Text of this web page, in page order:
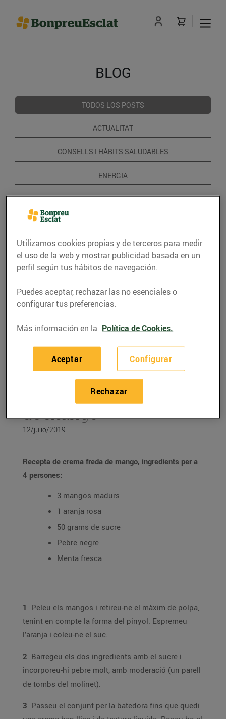
BLOG
TODOS LOS POSTS
ACTUALITAT
CONSELLS I HÀBITS SALUDABLES
ENERGIA
GASTRONOMIA I TRADICIONS
RECETAS
Recepta de crema freda
de mango
12/julio/2019
Recepta de crema freda de mango, ingredients per a
4 persones:
3 mangos madurs
1 aranja rosa
50 grams de sucre
Pebre negre
Menta fresca
1 Peleu els mangos i retireu-ne el màxim de polpa,
tenint en compte la forma del pinyol. Espremeu
l’aranja i coleu-ne el suc.
2 Barregeu els dos ingredients amb el sucre i
incorporeu-hi pebre molt, amb moderació (un parell
de tombs del molinet).
3 Passeu el conjunt per la batedora fins que quedi
Utilizamos cookies propias y de terceros para medir
el uso de la web y mostrar publicidad basada en un
perfil según tus hábitos de navegación.
Puedes aceptar, rechazar las no esenciales o
configurar tus preferencias.
Más información en la Política de Cookies.
Configurar
Rechazar
Aceptar